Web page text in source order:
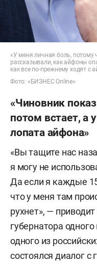
«У меня личная боль, потому
рассказывали, как айфоны
как все по-прежнему ходят с
Фото: «БИЗНЕС Online»
«Чиновник
потом встает, а
лопата айфона»
«Вы тащите нас
я могу не
Да если я каждые
что у меня там
рухнет», —
губернатора
одного из
состоялся диалог с